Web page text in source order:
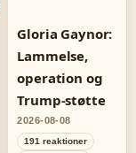
Gloria Gaynor:
Lammelse,
operation og
Trump-støtte
2026-08-08
191 reaktioner